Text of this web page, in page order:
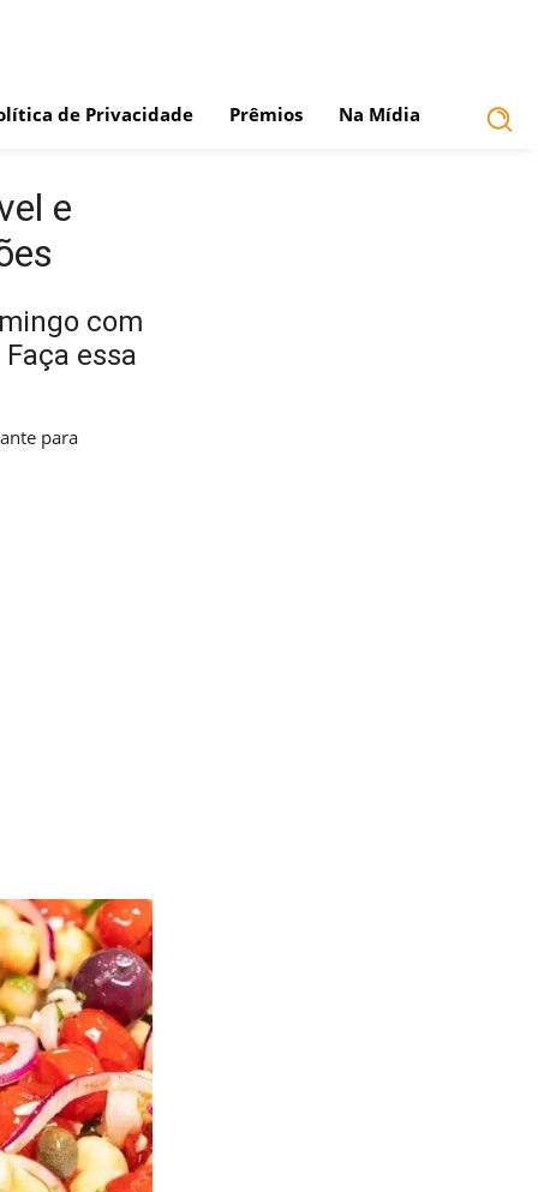
de Privacidade Prêmios Na Mídia
e
com
essa
para